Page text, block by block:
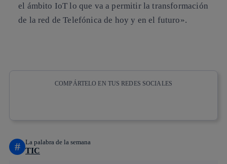
el ámbito IoT lo que va a permitir la transformación
de la red de Telefónica de hoy y en el futuro».
COMPÁRTELO EN TUS REDES SOCIALES
# La palabra de la semana
TIC